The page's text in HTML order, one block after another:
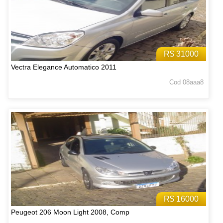
R$ 31000
Vectra Elegance Automatico 2011
Cod 08aaa8
R$ 16000
Peugeot 206 Moon Light 2008, Comp